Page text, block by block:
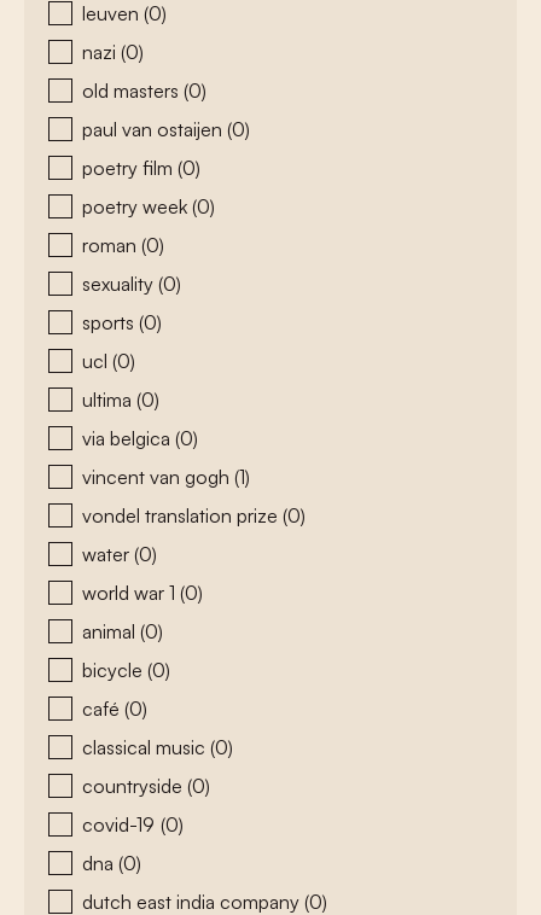
leuven (0)
nazi (0)
old masters (0)
paul van ostaijen (0)
poetry film (0)
poetry week (0)
roman (0)
sexuality (0)
sports (0)
ucl (0)
ultima (0)
via belgica (0)
vincent van gogh (1)
vondel translation prize (0)
water (0)
world war 1 (0)
animal (0)
bicycle (0)
café (0)
classical music (0)
countryside (0)
covid-19 (0)
dna (0)
dutch east india company (0)